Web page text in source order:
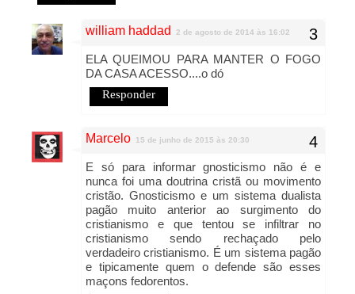
william haddad 2 de agosto de 2014 às 16:02
ELA QUEIMOU PARA MANTER O FOGO
DA CASA ACESSO....o dó
Responder
Marcelo 15 de junho de 2015 às 20:30
E só para informar gnosticismo não é e
nunca foi uma doutrina cristã ou movimento
cristão. Gnosticismo e um sistema dualista
pagão muito anterior ao surgimento do
cristianismo e que tentou se infiltrar no
cristianismo sendo rechaçado pelo
verdadeiro cristianismo. É um sistema pagão
e tipicamente quem o defende são esses
maçons fedorentos.